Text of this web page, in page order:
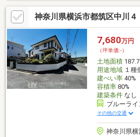
◆◇物件探し・資金計画でお悩みの方へ
当社ＫＩＺＵＮＡまでお問い合わせ下さい
トには公開していない未公開物件や販売予
中！資金計画にお悩みの方にはファイナン
る無料相談会を承ります。物件ご購入後も
談付きで家計のアフターフォローもお任せく
神奈川県横浜市都筑区中川４
7,680万円
（坪単価:-）
土地面積
用途地域１種
建ぺい率40%
容積率80%
建築条件なし
ブルーラ
その他の交通
神奈川県横